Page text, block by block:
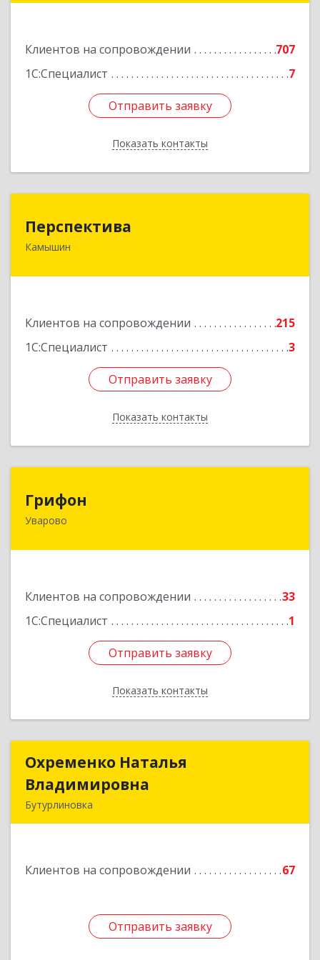
Клиентов на сопровождении
707
1С:Специалист
7
Отправить заявку
Показать контакты
Отправить заявку
Назад
Перспектива
Камышин
Клиентов на сопровождении
215
1С:Специалист
3
Отправить заявку
Показать контакты
Отправить заявку
Назад
Грифон
Уварово
Клиентов на сопровождении
33
1С:Специалист
1
Отправить заявку
Показать контакты
393461, Тамбовская обл, Уварово г, Южная ул,
Отправить заявку
Назад
Охременко Наталья
Владимировна
Бутурлиновка
Клиентов на сопровождении 67
Отправить заявку
Охременко Наталья
Отправить заявку